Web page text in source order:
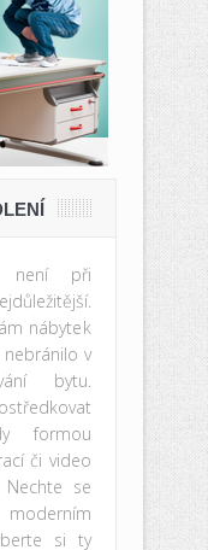
není při
nábytek
v
bytu.
formou
či video
Nechte se
si ty